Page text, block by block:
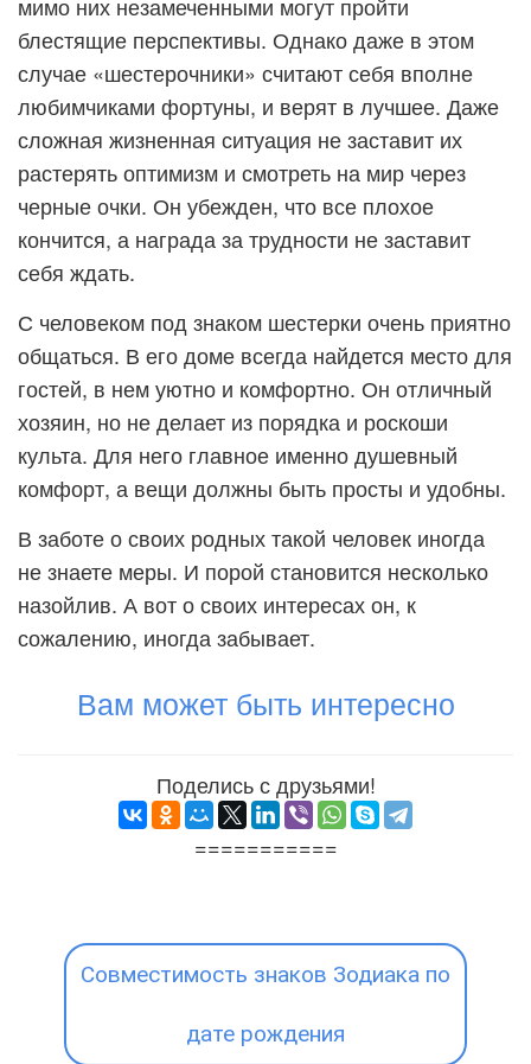
блестящие перспективы. Однако даже в этом
случае «шестерочники» считают себя вполне
любимчиками фортуны, и верят в лучшее. Даже
сложная жизненная ситуация не заставит их
растерять оптимизм и смотреть на мир через
черные очки. Он убежден, что все плохое
кончится, а награда за трудности не заставит
себя ждать.
С человеком под знаком шестерки очень приятно
общаться. В его доме всегда найдется место для
гостей, в нем уютно и комфортно. Он отличный
хозяин, но не делает из порядка и роскоши
культа. Для него главное именно душевный
комфорт, а вещи должны быть просты и удобны.
В заботе о своих родных такой человек иногда
не знаете меры. И порой становится несколько
назойлив. А вот о своих интересах он, к
сожалению, иногда забывает.
Вам может быть интересно
Поделись с друзьями!
===========
Совместимость знаков Зодиака по
дате рождения